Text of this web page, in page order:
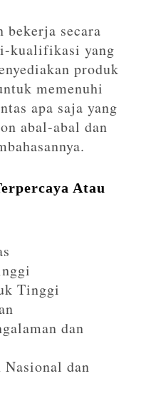
bekerja secara
kualifikasi yang
produk
memenuhi
apa saja yang
abal-abal dan
Atau
Tinggi
dan
Nasional dan